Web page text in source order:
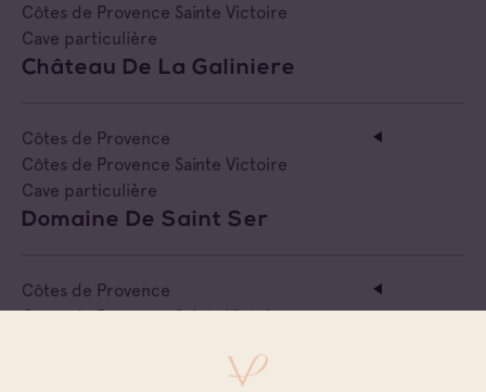
Côtes de Provence Sainte Victoire
Cave particulière
Château De La Galiniere
Côtes de Provence
Côtes de Provence Sainte Victoire
Cave particulière
Domaine De Saint Ser
Côtes de Provence
Côtes de Provence Sainte Victoire